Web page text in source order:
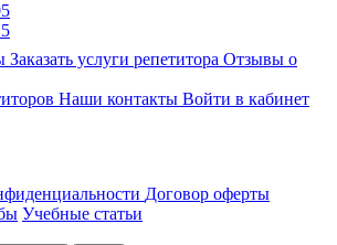
Заказать услуги репетитора Отзывы о
Наши контакты Войти в кабинет
Договор оферты
Учебные статьи